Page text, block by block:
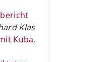
Klas
Kuba,